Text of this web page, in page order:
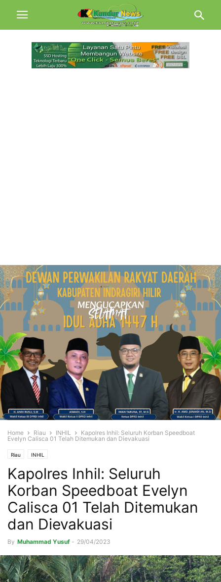
Home Riau INHIL
Kapolres Inhil: Seluruh Korban Speedboat
Evelyn Calisca 01 Telah Ditemukan dan Dievakuasi
Riau INHIL
Kapolres Inhil: Seluruh
Korban Speedboat Evelyn
Calisca 01 Telah Ditemukan
dan Dievakuasi
By Muhammad Yusuf - 29/04/2023